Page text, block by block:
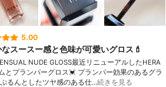
5.00
スースー感と色味が可愛いグロス💄
NUDE GLOSS最近リニューアルしたHERA
とプランパーグロス💓 プランパー効果のあるグラ
るんとしたツヤ感のある仕…続きを見る